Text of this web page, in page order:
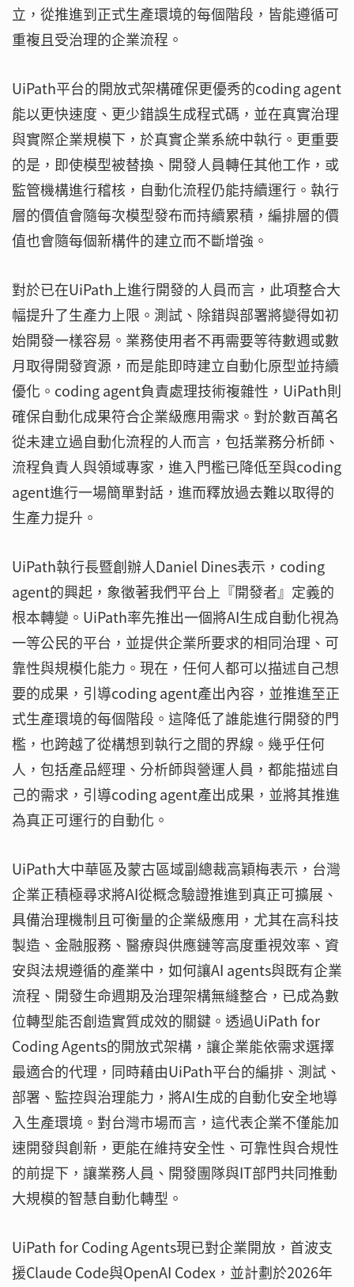
立，從推進到正式生產環境的每個階段，皆能遵循可
重複且受治理的企業流程。
UiPath平台的開放式架構確保更優秀的coding agent
能以更快速度、更少錯誤生成程式碼，並在真實治理
與實際企業規模下，於真實企業系統中執行。更重要
的是，即使模型被替換、開發人員轉任其他工作，或
監管機構進行稽核，自動化流程仍能持續運行。執行
層的價值會隨每次模型發布而持續累積，編排層的價
值也會隨每個新構件的建立而不斷增強。
對於已在UiPath上進行開發的人員而言，此項整合大
幅提升了生產力上限。測試、除錯與部署將變得如初
始開發一樣容易。業務使用者不再需要等待數週或數
月取得開發資源，而是能即時建立自動化原型並持續
優化。coding agent負責處理技術複雜性，UiPath則
確保自動化成果符合企業級應用需求。對於數百萬名
從未建立過自動化流程的人而言，包括業務分析師、
流程負責人與領域專家，進入門檻已降低至與coding
agent進行一場簡單對話，進而釋放過去難以取得的
生產力提升。
UiPath執行長暨創辦人Daniel Dines表示，coding
agent的興起，象徵著我們平台上『開發者』定義的
根本轉變。UiPath率先推出一個將AI生成自動化視為
一等公民的平台，並提供企業所要求的相同治理、可
靠性與規模化能力。現在，任何人都可以描述自己想
要的成果，引導coding agent產出內容，並推進至正
式生產環境的每個階段。這降低了誰能進行開發的門
檻，也跨越了從構想到執行之間的界線。幾乎任何
人，包括產品經理、分析師與營運人員，都能描述自
己的需求，引導coding agent產出成果，並將其推進
為真正可運行的自動化。
UiPath大中華區及蒙古區域副總裁高穎梅表示，台灣
企業正積極尋求將AI從概念驗證推進到真正可擴展、
具備治理機制且可衡量的企業級應用，尤其在高科技
製造、金融服務、醫療與供應鏈等高度重視效率、資
安與法規遵循的產業中，如何讓AI agents與既有企業
流程、開發生命週期及治理架構無縫整合，已成為數
位轉型能否創造實質成效的關鍵。透過UiPath for
Coding Agents的開放式架構，讓企業能依需求選擇
最適合的代理，同時藉由UiPath平台的編排、測試、
部署、監控與治理能力，將AI生成的自動化安全地導
入生產環境。對台灣市場而言，這代表企業不僅能加
速開發與創新，更能在維持安全性、可靠性與合規性
的前提下，讓業務人員、開發團隊與IT部門共同推動
大規模的智慧自動化轉型。
UiPath for Coding Agents現已對企業開放，首波支
援Claude Code與OpenAI Codex，並計劃於2026年